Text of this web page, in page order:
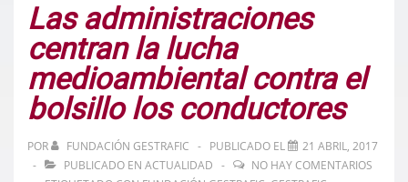
Las administraciones
centran la lucha
medioambiental contra el
bolsillo los conductores
POR FUNDACIÓN GESTRAFIC PUBLICADO EL
21 ABRIL, 2017
PUBLICADO EN ACTUALIDAD
NO HAY COMENTARIOS